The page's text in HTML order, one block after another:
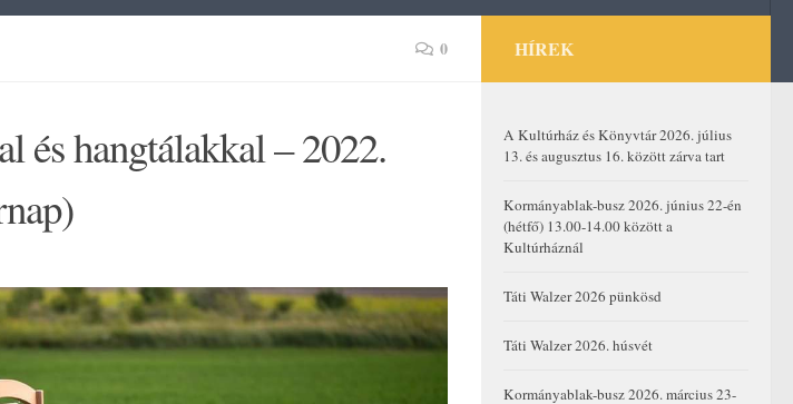
0
és hangtálakkal – 2022.
HÍREK
A Kultúrház és Könyvtár 2026. július
13. és augusztus 16. között zárva tart
Kormányablak-busz 2026. június 22-én
(hétfő) 13.00-14.00 között a
Kultúrháznál
Táti Walzer 2026 pünkösd
Táti Walzer 2026. húsvét
Kormányablak-busz 2026. március 23-